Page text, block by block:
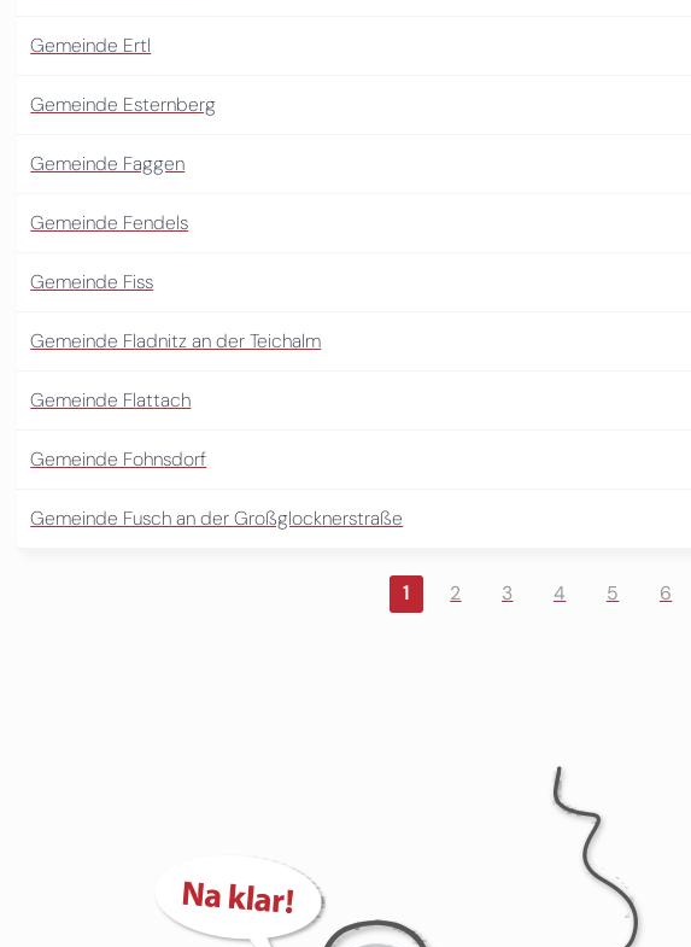
Gemeinde Ertl
Gemeinde Esternberg
Gemeinde Faggen
Gemeinde Fendels
Gemeinde Fiss
Gemeinde Fladnitz an der Teichalm
Gemeinde Flattach
Gemeinde Fohnsdorf
Gemeinde Fusch an der Großglocknerstraße
1 2 3 4 5 6